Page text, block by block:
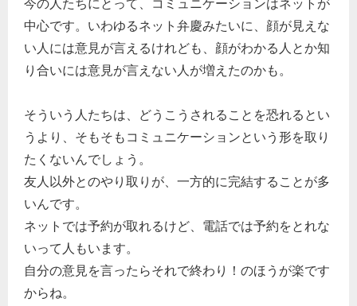
今の人たちにとって、コミュニケーションはネットが
中心です。いわゆるネット弁慶みたいに、顔が見えな
い人には意見が言えるけれども、顔がわかる人とか知
り合いには意見が言えない人が増えたのかも。
そういう人たちは、どうこうされることを恐れるとい
うより、そもそもコミュニケーションという形を取り
たくないんでしょう。
友人以外とのやり取りが、一方的に完結することが多
いんです。
ネットでは予約が取れるけど、電話では予約をとれな
いって人もいます。
自分の意見を言ったらそれで終わり！のほうが楽です
からね。